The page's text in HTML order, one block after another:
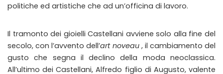
politiche ed artistiche che ad un’officina di lavoro.
Il tramonto dei gioielli Castellani avviene solo alla fine del
secolo, con l’avvento dell’art noveau, il cambiamento del
gusto che segna il declino della moda neoclassica.
All’ultimo dei Castellani, Alfredo figlio di Augusto, valente